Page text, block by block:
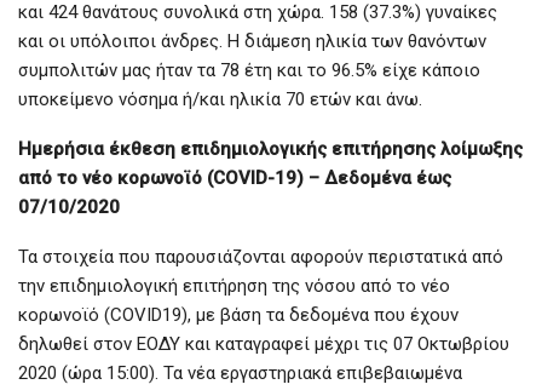
και 424 θανάτους συνολικά στη χώρα. 158 (37.3%) γυναίκες
και οι υπόλοιποι άνδρες. Η διάμεση ηλικία των θανόντων
συμπολιτών μας ήταν τα 78 έτη και το 96.5% είχε κάποιο
υποκείμενο νόσημα ή/και ηλικία 70 ετών και άνω.
Ημερήσια έκθεση επιδημιολογικής επιτήρησης λοίμωξης
από το νέο κορωνοϊό (COVID-19) – Δεδομένα έως
07/10/2020
Τα στοιχεία που παρουσιάζονται αφορούν περιστατικά από
την επιδημιολογική επιτήρηση της νόσου από το νέο
κορωνοϊό (COVID19), με βάση τα δεδομένα που έχουν
δηλωθεί στον ΕΟΔΥ και καταγραφεί μέχρι τις 07 Οκτωβρίου
2020 (ώρα 15:00). Τα νέα εργαστηριακά επιβεβαιωμένα